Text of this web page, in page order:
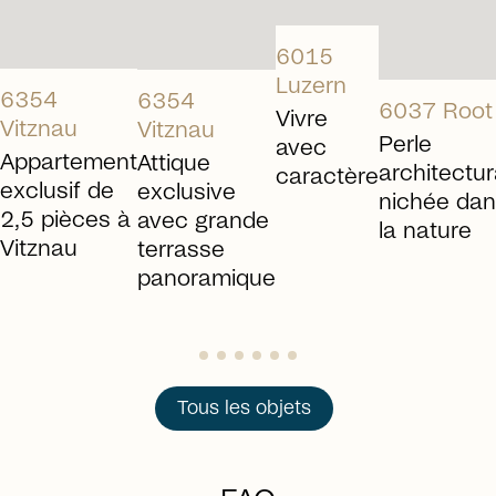
6354
Vitznau
Appartement
exclusif de
2,5 pièces à
Vitznau
6354
Vitznau
Attique
exclusive
avec grande
terrasse
panoramique
6015
Luzern
Vivre
avec
caractère
6037 Root
Perle
nichée
la nature
Tous les objets